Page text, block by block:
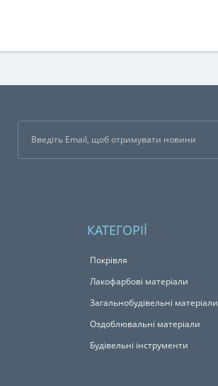
КАТЕГОРІЇ
Покрівля
Лакофарбові матеріали
Загальнобудівельні матеріали
Оздоблювальні матеріали
Будівельні інструменти